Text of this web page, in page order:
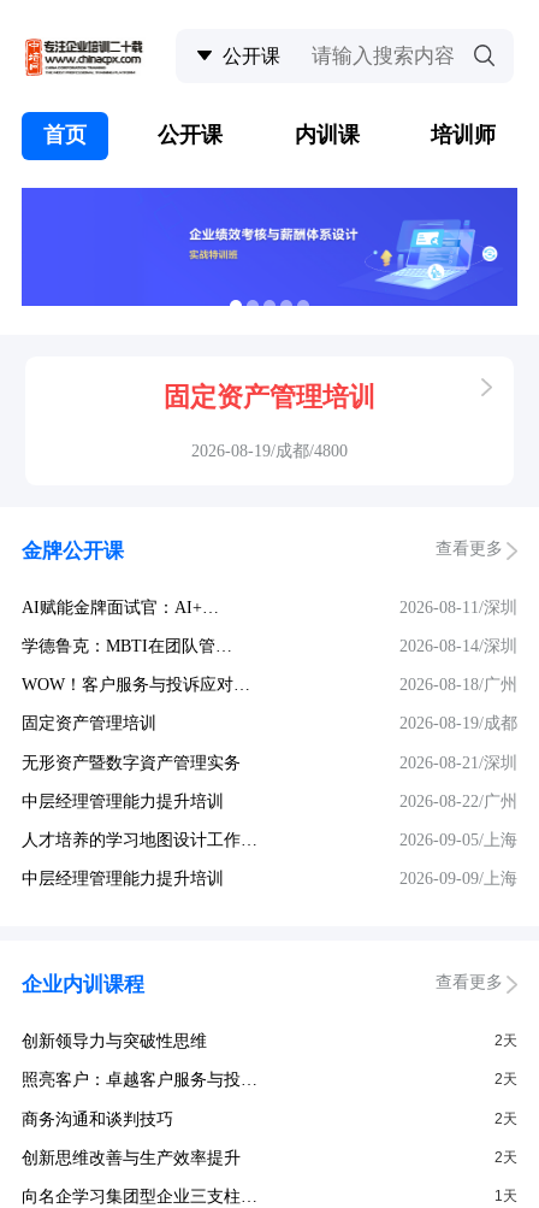
首页 公开课 内训课 培训师
固定资产管理培训
2026-08-19/成都/4800
金牌公开课 查看更多
AI赋能金牌面试官：AI+… 2026-08-11/深圳
学德鲁克：MBTI在团队管… 2026-08-14/深圳
WOW！客户服务与投诉应对… 2026-08-18/广州
固定资产管理培训 2026-08-19/成都
无形资产暨数字資产管理实务 2026-08-21/深圳
中层经理管理能力提升培训 2026-08-22/广州
人才培养的学习地图设计工作… 2026-09-05/上海
中层经理管理能力提升培训 2026-09-09/上海
企业内训课程 查看更多
创新领导力与突破性思维 2天
照亮客户：卓越客户服务与投… 2天
商务沟通和谈判技巧 2天
创新思维改善与生产效率提升 2天
向名企学习集团型企业三支柱… 1天